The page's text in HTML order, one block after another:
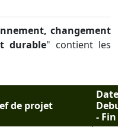
changement
durable" contient les
de projet
Date
- Fin